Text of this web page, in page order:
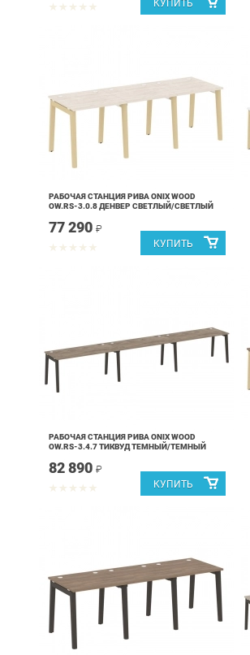
РАБОЧАЯ СТАНЦИЯ РИВА ONIX WOOD
OW.RS-3.0.8 ДЕНВЕР СВЕТЛЫЙ/СВЕТЛЫЙ
77 290 ₽
РАБОЧАЯ СТАНЦИЯ РИВА ONIX WOOD
OW.RS-3.4.7 ТИКВУД ТЕМНЫЙ/ТЕМНЫЙ
82 890 ₽